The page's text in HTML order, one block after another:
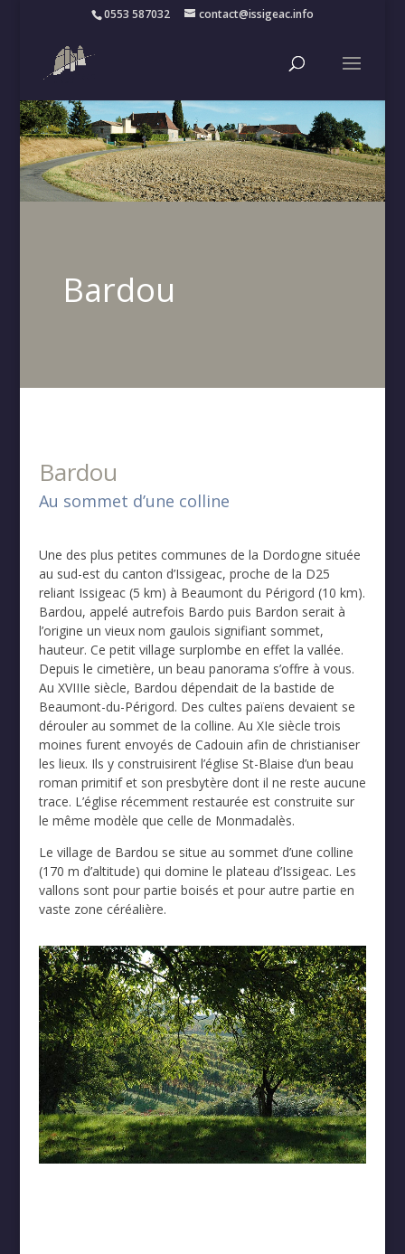
0553 587032 contact@issigeac.info
Bardou
Bardou
Au sommet d’une colline
Une des plus petites communes de la Dordogne située
au sud-est du canton d’Issigeac, proche de la D25
reliant Issigeac (5 km) à Beaumont du Périgord (10 km).
Bardou, appelé autrefois Bardo puis Bardon serait à
l’origine un vieux nom gaulois signifiant sommet,
hauteur. Ce petit village surplombe en effet la vallée.
Depuis le cimetière, un beau panorama s’offre à vous.
Au XVIIIe siècle, Bardou dépendait de la bastide de
Beaumont-du-Périgord. Des cultes païens devaient se
dérouler au sommet de la colline. Au XIe siècle trois
moines furent envoyés de Cadouin afin de christianiser
les lieux. Ils y construisirent l’église St-Blaise d’un beau
roman primitif et son presbytère dont il ne reste aucune
trace. L’église récemment restaurée est construite sur
le même modèle que celle de Monmadalès.
Le village de Bardou se situe au sommet d’une colline
(170 m d’altitude) qui domine le plateau d’Issigeac. Les
vallons sont pour partie boisés et pour autre partie en
vaste zone céréalière.